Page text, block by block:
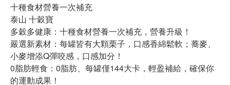
十種食材營養一次補充
泰山 十穀寶
多穀多健康：十種食材營養一次補充，營養升級！
嚴選新素材：每罐皆有大顆栗子，口感香綿鬆軟；蕎麥、
小麥增添Q彈咬感，口感加分！
0脂肪輕食：0脂肪、每罐僅144大卡，輕盈補給，確保你
的運動成果！